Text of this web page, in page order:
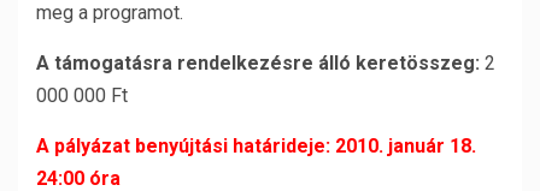
meg a programot.
A támogatásra rendelkezésre álló keretösszeg: 2
000 000 Ft
A pályázat benyújtási határideje: 2010. január 18.
24:00 óra